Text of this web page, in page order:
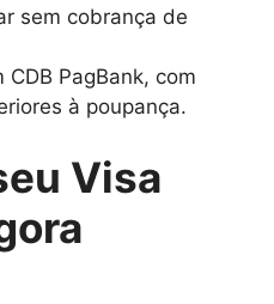
sem cobrança de
PagBank, com
à poupança.
Visa